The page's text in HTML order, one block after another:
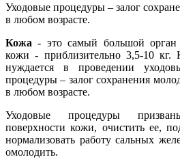
Уходовые процедуры – залог
в любом возрасте.
Кожа - это самый большой орган
кожи - приблизительно 3,5-10
нуждается в проведении
процедуры – залог сохранения
в любом возрасте.
Уходовые процедуры
поверхности кожи, очистить ее,
нормализовать работу сальных
омолодить.